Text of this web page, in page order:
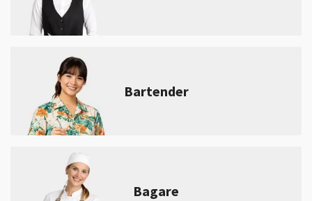
Bartender
Bagare